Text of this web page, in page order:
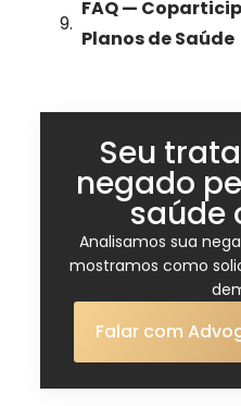
FAQ —
Planos de Saúde
Seu
negado
saúde
Analisamos sua
mostramos como
Falar com